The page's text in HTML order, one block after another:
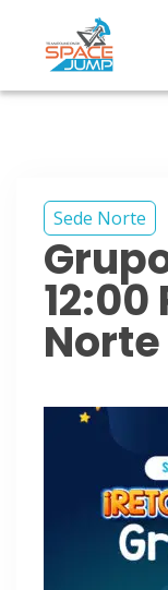
Sede Norte
12:00
Norte